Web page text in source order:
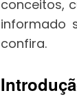
conceitos,
informado
confira.